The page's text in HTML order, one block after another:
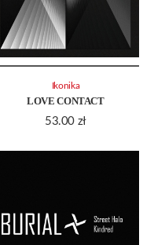
LOVE CONTACT
53.00 zł
Ikonika